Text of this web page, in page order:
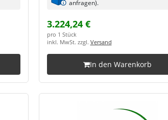
anfragen).
3.224,24 €
pro 1 Stück
inkl. MwSt. zzgl. Versand
In den Warenkorb